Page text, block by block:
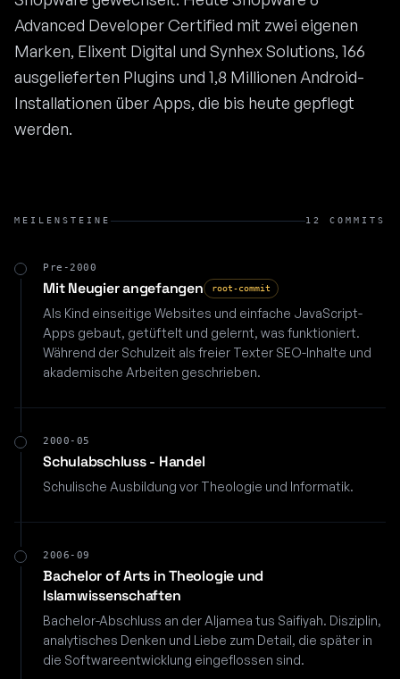
Advanced Developer Certified mit zwei eigenen
Marken, Elixent Digital und Synhex Solutions, 166
ausgelieferten Plugins und 1,8 Millionen Android-
Installationen über Apps, die bis heute gepflegt
werden.
MEILENSTEINE 12 COMMITS
Pre-2000
Mit Neugier angefangen root-commit
Als Kind einseitige Websites und einfache JavaScript-
Apps gebaut, getüftelt und gelernt, was funktioniert.
Während der Schulzeit als freier Texter SEO-Inhalte und
akademische Arbeiten geschrieben.
2000-05
Schulabschluss - Handel
Schulische Ausbildung vor Theologie und Informatik.
2006-09
Bachelor of Arts in Theologie und
Islamwissenschaften
Bachelor-Abschluss an der Aljamea tus Saifiyah. Disziplin,
analytisches Denken und Liebe zum Detail, die später in
die Softwareentwicklung eingeflossen sind.